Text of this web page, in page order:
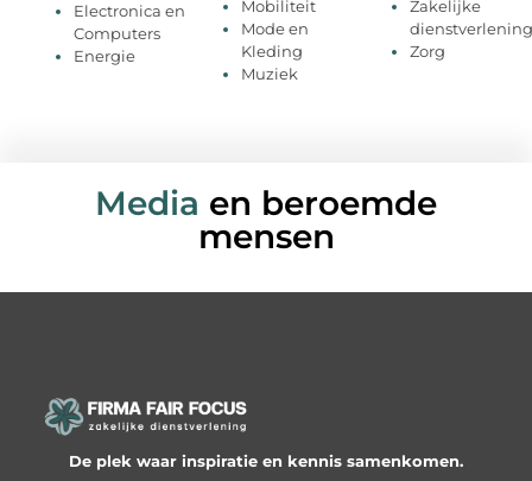
Electronica en
Computers
Energie
Mobiliteit
Mode en
Kleding
Muziek
Zakelijke
dienstverlening
Zorg
Media en beroemde
mensen
De plek waar inspiratie en kennis samenkomen.